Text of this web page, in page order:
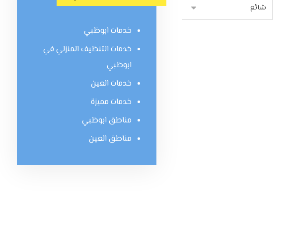
خدمات ابوظبي
خدمات التنظيف المنزلي في
ابوظبي
خدمات العين
خدمات مميزة
مناطق ابوظبي
مناطق العين